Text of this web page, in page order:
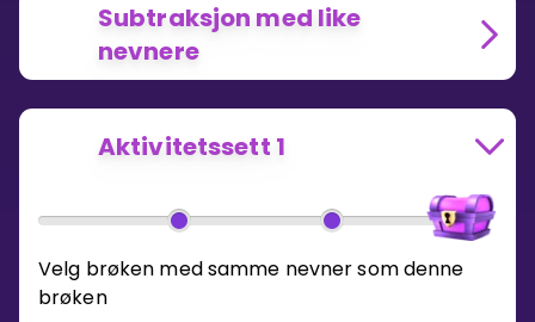
Subtraksjon med like
nevnere
Aktivitetssett 1
Velg brøken med samme nevner som denne
brøken